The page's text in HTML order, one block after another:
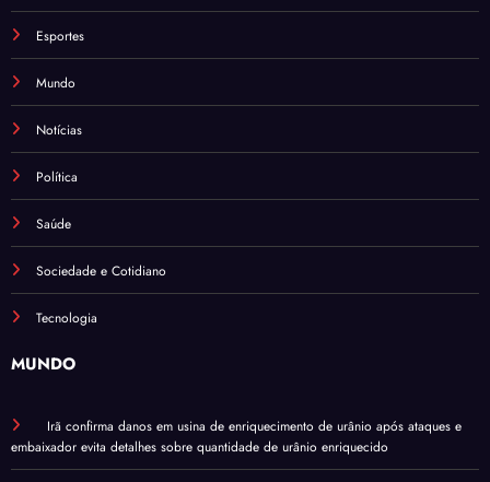
Esportes
Mundo
Notícias
Política
Saúde
Sociedade e Cotidiano
Tecnologia
MUNDO
Irã confirma danos em usina de enriquecimento de urânio após ataques e
embaixador evita detalhes sobre quantidade de urânio enriquecido